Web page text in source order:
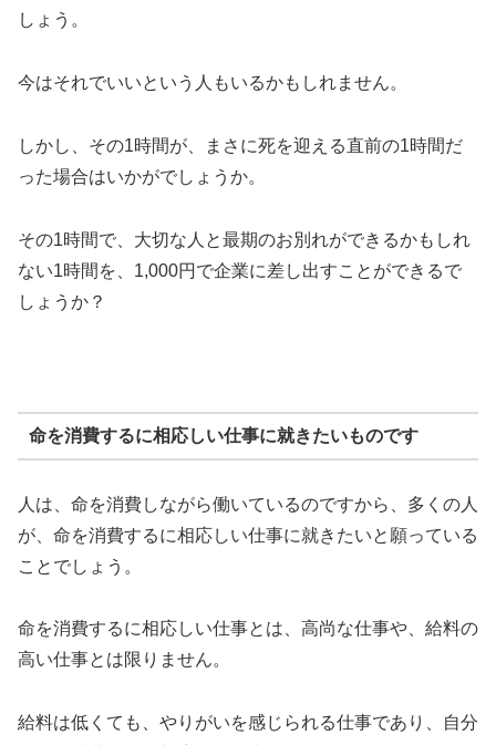
しょう。
今はそれでいいという人もいるかもしれません。
しかし、その1時間が、まさに死を迎える直前の1時間だ
った場合はいかがでしょうか。
その1時間で、大切な人と最期のお別れができるかもしれ
ない1時間を、1,000円で企業に差し出すことができるで
しょうか？
命を消費するに相応しい仕事に就きたいものです
人は、命を消費しながら働いているのですから、多くの人
が、命を消費するに相応しい仕事に就きたいと願っている
ことでしょう。
命を消費するに相応しい仕事とは、高尚な仕事や、給料の
高い仕事とは限りません。
給料は低くても、やりがいを感じられる仕事であり、自分